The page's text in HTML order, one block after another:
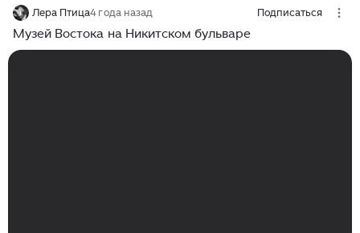
Лера Птица4 года назад Подписаться
Музей Востока на Никитском бульваре